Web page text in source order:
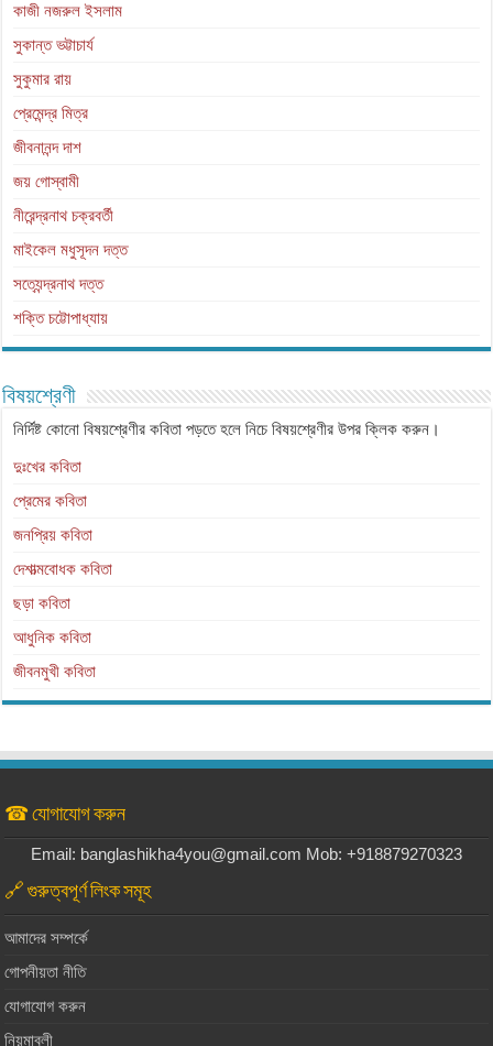
কাজী নজরুল ইসলাম
সুকান্ত ভট্টাচার্য
সুকুমার রায়
প্রেমেন্দ্র মিত্র
জীবনানন্দ দাশ
জয় গোস্বামী
নীরেন্দ্রনাথ চক্রবর্তী
মাইকেল মধুসূদন দত্ত
সত্যেন্দ্রনাথ দত্ত
শক্তি চট্টোপাধ্যায়
বিষয়শ্রেণী
নির্দিষ্ট কোনো বিষয়শ্রেণীর কবিতা পড়তে হলে নিচে বিষয়শ্রেণীর উপর ক্লিক করুন।
দুঃখের কবিতা
প্রেমের কবিতা
জনপ্রিয় কবিতা
দেশাত্মবোধক কবিতা
ছড়া কবিতা
আধুনিক কবিতা
জীবনমুখী কবিতা
☎ যোগাযোগ করুন
Email: banglashikha4you@gmail.com Mob: +918879270323
🔗 গুরুত্বপূর্ণ লিংক সমূহ
আমাদের সম্পর্কে
গোপনীয়তা নীতি
যোগাযোগ করুন
নিয়মাবলী